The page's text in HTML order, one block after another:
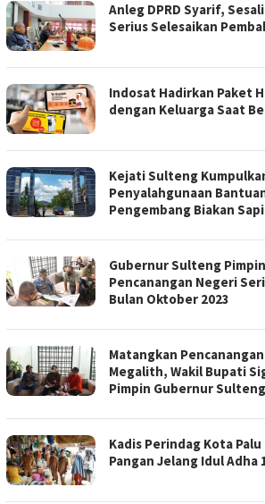
Anleg DPRD Syarif,
Serius Selesaikan
Indosat Hadirkan Paket
dengan Keluarga Saat
Kejati Sulteng
Penyalahgunaan
Pengembang Biakan
Gubernur Sulteng
Pencanangan Negeri
Bulan Oktober 2023
Matangkan
Megalith, Wakil Bupati
Pimpin Gubernur Sulteng
Kadis Perindag Kota
Pangan Jelang Idul Adha